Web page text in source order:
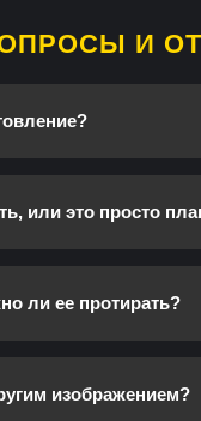
И
или это просто
ли ее протирать?
изображением?